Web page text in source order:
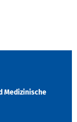
Medizinische